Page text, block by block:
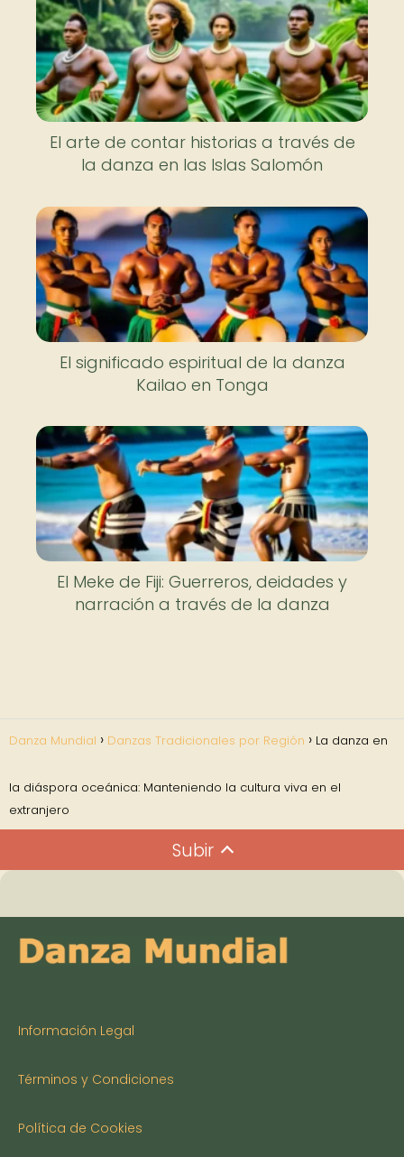
El arte de contar historias a través de
la danza en las Islas Salomón
El significado espiritual de la danza
Kailao en Tonga
El Meke de Fiji: Guerreros, deidades y
narración a través de la danza
Danza Mundial Danzas Tradicionales por Región La danza en
la diáspora oceánica: Manteniendo la cultura viva en el
extranjero
Subir
Información Legal
Términos y Condiciones
Política de Cookies